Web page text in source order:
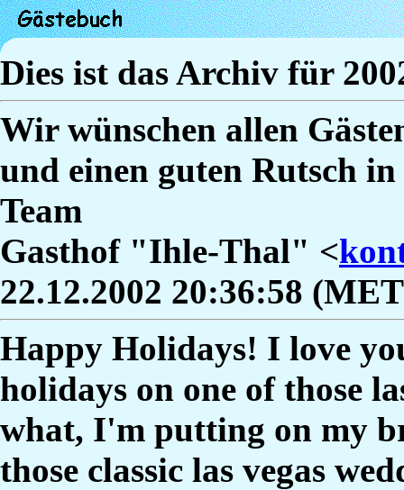
Dies ist das Archiv für
Wir wünschen allen
und einen guten Rutsch
Team
Gasthof "Ihle-Thal" <
22.12.2002 20:36:58
Happy Holidays! I love
holidays on one of those
what, I'm putting on my
those classic las vegas